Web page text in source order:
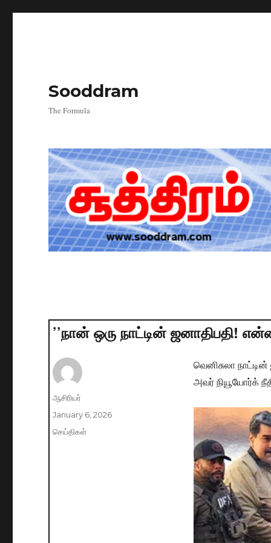
Sooddram
The Formula
’’நான் ஒரு நாட்டின் ஜனாதிபதி!
வெனிசுலா
அவர் நியூயோர்க்
Author
ஆசிரியர்
Posted
on
January 6, 2026
Categories
செய்திகள்